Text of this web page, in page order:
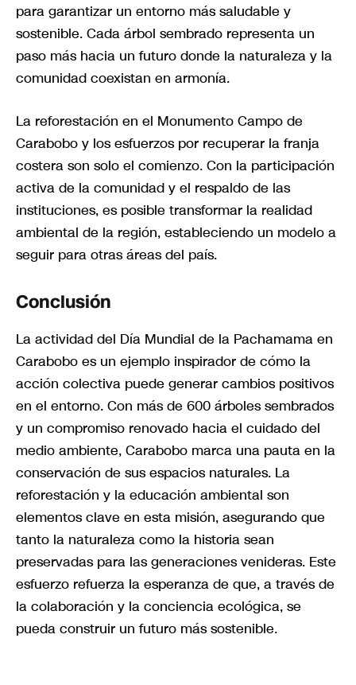
para garantizar un entorno más saludable y
sostenible. Cada árbol sembrado representa un
paso más hacia un futuro donde la naturaleza y la
comunidad coexistan en armonía.
La reforestación en el Monumento Campo de
Carabobo y los esfuerzos por recuperar la franja
costera son solo el comienzo. Con la participación
activa de la comunidad y el respaldo de las
instituciones, es posible transformar la realidad
ambiental de la región, estableciendo un modelo a
seguir para otras áreas del país.
Conclusión
La actividad del Día Mundial de la Pachamama en
Carabobo es un ejemplo inspirador de cómo la
acción colectiva puede generar cambios positivos
en el entorno. Con más de 600 árboles sembrados
y un compromiso renovado hacia el cuidado del
medio ambiente, Carabobo marca una pauta en la
conservación de sus espacios naturales. La
reforestación y la educación ambiental son
elementos clave en esta misión, asegurando que
tanto la naturaleza como la historia sean
preservadas para las generaciones venideras. Este
esfuerzo refuerza la esperanza de que, a través de
la colaboración y la conciencia ecológica, se
pueda construir un futuro más sostenible.